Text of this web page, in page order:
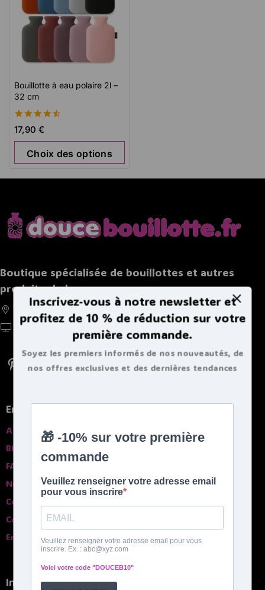
Bouillotte à eau polaire 2l –
32 cm
4.56
de 5
17,90 €
Choix des options
Boutique spécialisée de bouillottes et autres
produits chaleureux
France, Belgique, Suisse, Luxembourg
https://doucebouillote.fr
En savoir plus
A propros
Blog
FAQ
Nos garanties
Contactez-nous
Comparatif des bouillottes
English spoken
Infos pratiques
Inscrivez-vous à notre newsletter et
profitez de 10 % de réduction sur votre
première commande.
Soyez les premiers informés de nos nouveautés, de
nos offres exclusives et des dernières tendances